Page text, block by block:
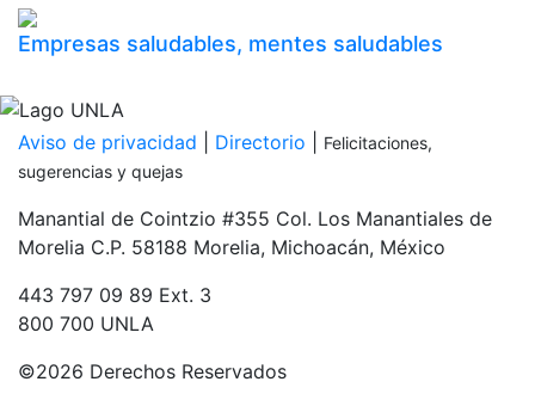
Empresas saludables, mentes saludables
Aviso de privacidad Directorio
Felicitaciones,
sugerencias y quejas
Manantial de Cointzio #355 Col. Los Manantiales de
Morelia C.P. 58188 Morelia, Michoacán, México
443 797 09 89 Ext. 3
800 700 UNLA
©2026 Derechos Reservados